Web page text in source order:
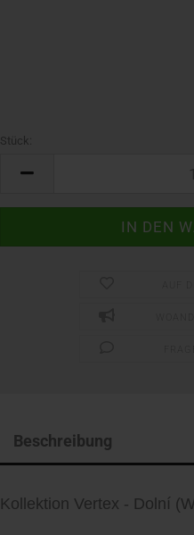
Stück:
Beschreibung
Kollektion Vertex - Dolní